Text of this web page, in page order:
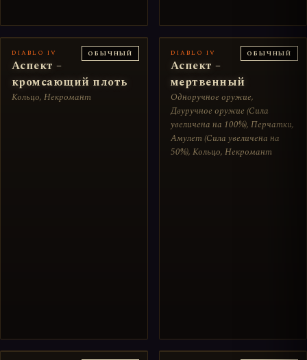
ОБЫЧНЫЙ
DIABLO IV
Аспект –
кромсающий плоть
Кольцо, Некромант
ОБЫЧНЫЙ
DIABLO IV
Аспект –
мертвенный
Одноручное оружие,
Двуручное оружие (Сила
увеличена на 100%), Перчатки,
Амулет (Сила увеличена на
50%), Кольцо, Некромант